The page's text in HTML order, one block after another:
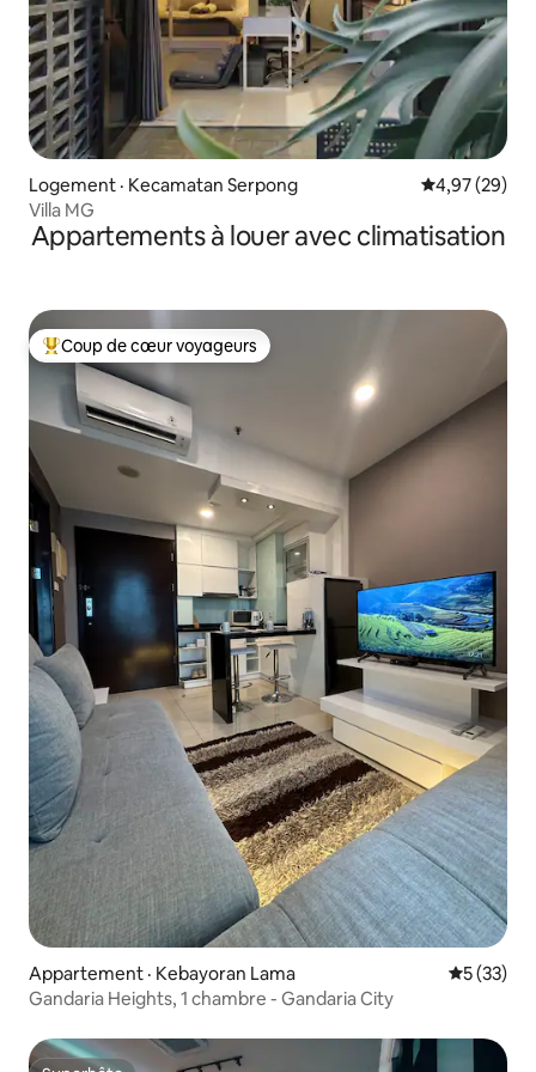
Logement · Kecamatan Serpong Note
4,97 (29)
Villa MG
Appartements à louer avec climatisation
Coup de cœur voyageurs parmi les plus aimés
Coup de cœur voyageurs
Appartement · Kebayoran Lama Note
5 (33)
Gandaria Heights, 1 chambre - Gandaria City